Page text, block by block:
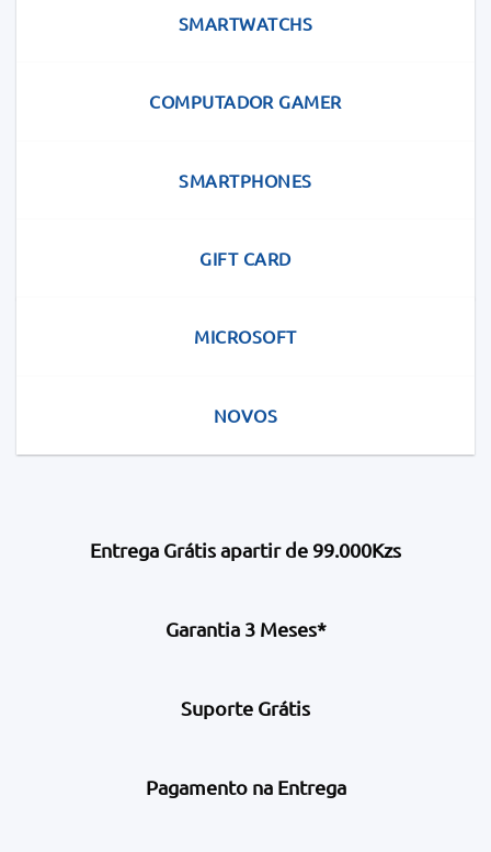
SMARTWATCHS
COMPUTADOR GAMER
SMARTPHONES
GIFT CARD
MICROSOFT
NOVOS
Entrega Grátis apartir de 99.000Kzs
Garantia 3 Meses*
Suporte Grátis
Pagamento na Entrega